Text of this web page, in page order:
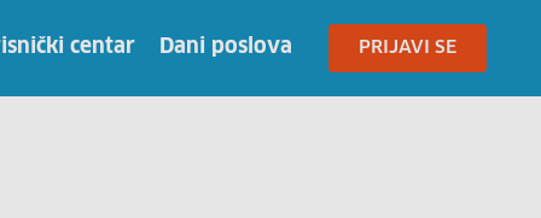
centar Dani poslova PRIJAVI SE